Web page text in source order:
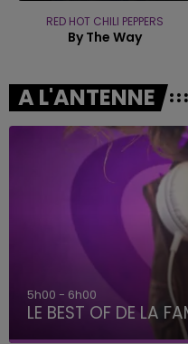
RED HOT CHILI PEPPERS
By The Way
A L'ANTENNE
5h00 - 6h00
LE BEST OF DE LA